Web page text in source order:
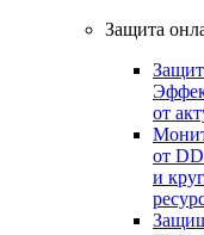
Защита
от
от
и